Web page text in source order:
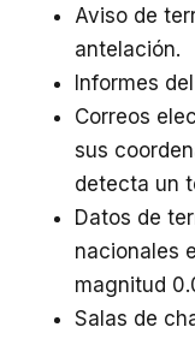
Aviso de
antelación.
Informes
Correos
sus
detecta un
Datos de
nacionales
magnitud
Salas de